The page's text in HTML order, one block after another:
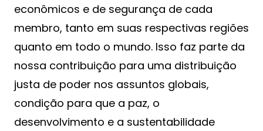
econômicos e de segurança de cada
membro, tanto em suas respectivas regiões
quanto em todo o mundo. Isso faz parte da
nossa contribuição para uma distribuição
justa de poder nos assuntos globais,
condição para que a paz, o
desenvolvimento e a sustentabilidade